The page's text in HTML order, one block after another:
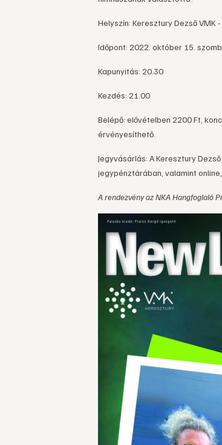
Helyszín: Keresztury Dezső VMK
Időpont: 2022. október 15.
Kapunyitás: 20.30
Kezdés: 21.00
Belépő: elővételben 2200 Ft,
érvényesíthető.
Jegyvásárlás: A Keresztury
jegypénztárában, valamint
A rendezvény az NKA Hangfoglaló